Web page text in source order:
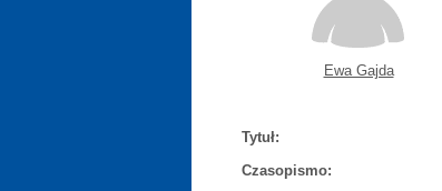
Ewa Gajda
Tytuł:
Czasopismo: